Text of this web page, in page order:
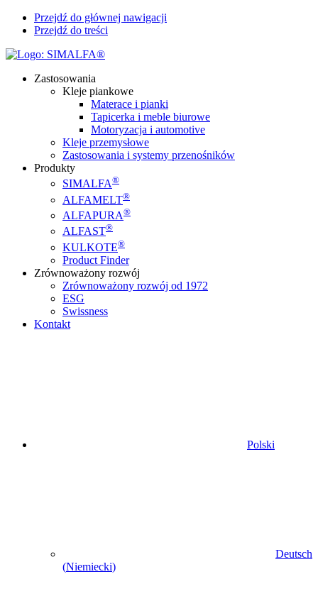
Przejdź do głównej nawigacji
Przejdź do treści
Zastosowania
Kleje piankowe
Materace i pianki
Tapicerka i meble biurowe
Motoryzacja i automotive
Kleje przemysłowe
Zastosowania i systemy przenośników
Produkty
SIMALFA®
ALFAMELT®
ALFAPURA®
ALFAST®
KULKOTE®
Product Finder
Zrównoważony rozwój
Zrównoważony rozwój od 1972
ESG
Swissness
Kontakt
Polski
Deutsch
(Niemiecki)